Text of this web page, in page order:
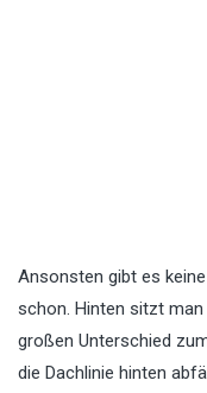
Ansonsten gibt es
schon. Hinten sitzt
großen Unterschied
die Dachlinie hinten